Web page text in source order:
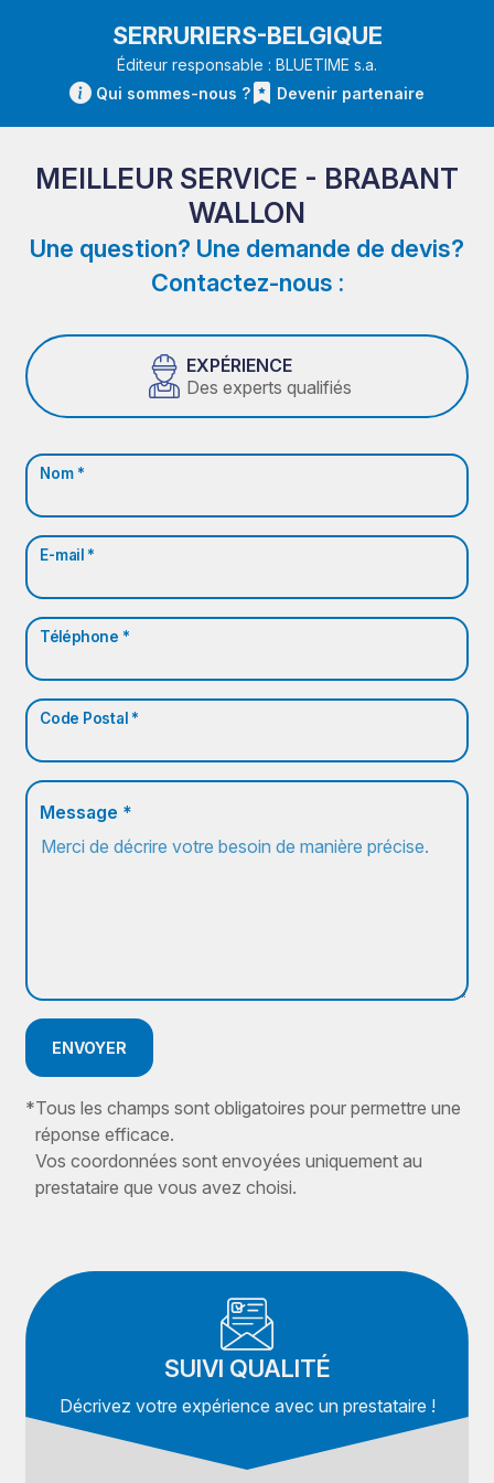
SERRURIERS-BELGIQUE
Éditeur responsable : BLUETIME s.a.
Qui sommes-nous ?
Devenir partenaire
MEILLEUR SERVICE - BRABANT
WALLON
Une question? Une demande de devis?
Contactez-nous :
EXPÉRIENCE
Des experts qualifiés
Nom *
E-mail *
Téléphone *
Code Postal *
Message *
ENVOYER
*Tous les champs sont obligatoires pour permettre une
réponse efficace.
Vos coordonnées sont envoyées uniquement au
prestataire que vous avez choisi.
SUIVI QUALITÉ
Décrivez votre expérience avec un prestataire !